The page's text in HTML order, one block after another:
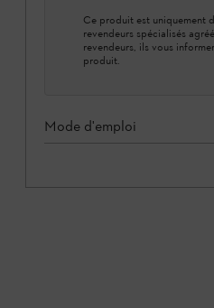
Ce produit est uniquement
revendeurs spécialisés
revendeurs, ils vous
produit.
Mode d'emploi